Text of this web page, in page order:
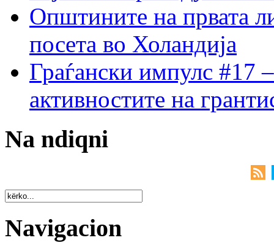
Општините на првата
посета во Холандија
Граѓански импулс #17
активностите на
Na ndiqni
Navigacion